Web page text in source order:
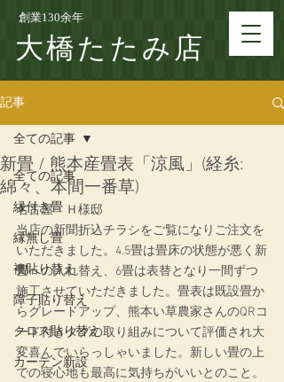
創業130余年
大橋たたみ店
記事
全ての記事
縁付き畳
縁無し畳
襖貼り替え
障子貼り替え
クロス貼り替え
カーテン新設
全ての記事
新畳 / 熊本産畳表「涼風」(経糸:
綿々、本間一番草)
名古屋　Ｈ様邸
当店の新聞折込チラシをご覧になりご注文を
いただきました。4.5畳は畳床の状態が悪く新
畳への入れ替え、6畳は表替となり一間ずつ
施工させていただきました。畳表は既設畳か
らグレードアップ、熊本い草農家さんのQRコ
ード付きタグの取り組みについて評価され大
変喜んでいらっしゃいました。新しい畳の上
での寝心地も最高に気持ちがいいとのこと。